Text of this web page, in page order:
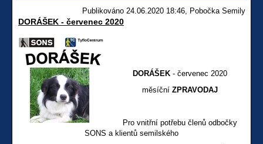
Publikováno 24.06.2020 18:46, Pobočka Semily
DORÁŠEK - červenec 2020
DORÁŠEK- červenec 2020
měsíční ZPRAVODAJ
Pro vnitřní potřebu členů odbočky
SONS a klientů semilského